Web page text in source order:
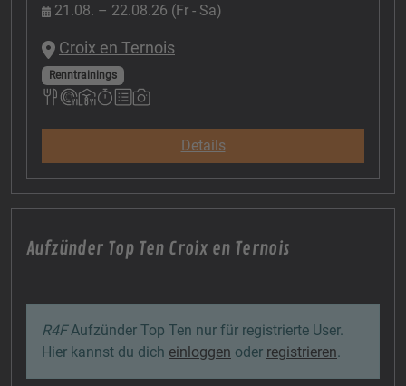
21.08. – 22.08.26 (Fr - Sa)
Croix en Ternois
Renntrainings
Details
Aufzünder Top Ten Croix en Ternois
R4FAufzünder Top Ten nur für registrierte User.
Hier kannst du dich einloggen oder registrieren.